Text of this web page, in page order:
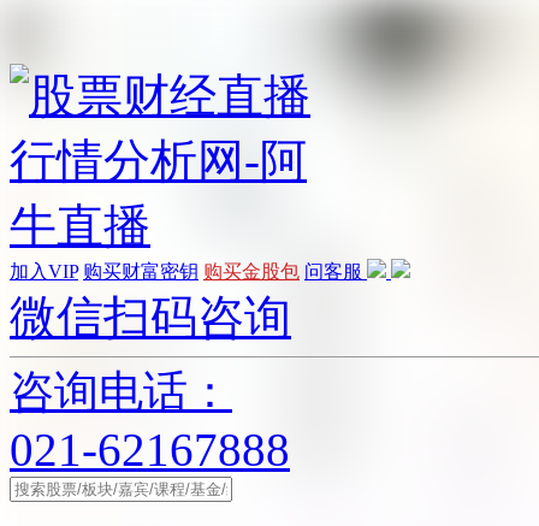
加入VIP 购买财富密钥 购买金股包 问客服
微信扫码咨询
咨询电话：
021-62167888